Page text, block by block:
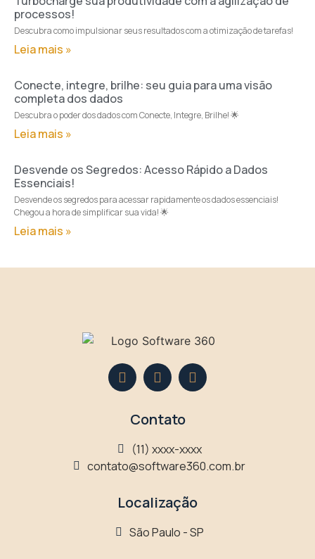
processos!
Descubra como impulsionar seus resultados com a otimização de tarefas!
Leia mais »
Conecte, integre, brilhe: seu guia para uma visão
completa dos dados
Descubra o poder dos dados com Conecte, Integre, Brilhe! 🌟
Leia mais »
Desvende os Segredos: Acesso Rápido a Dados
Essenciais!
Desvende os segredos para acessar rapidamente os dados essenciais!
Chegou a hora de simplificar sua vida! 🌟
Leia mais »
Contato
(11) xxxx-xxxx
contato@software360.com.br
Localização
São Paulo - SP